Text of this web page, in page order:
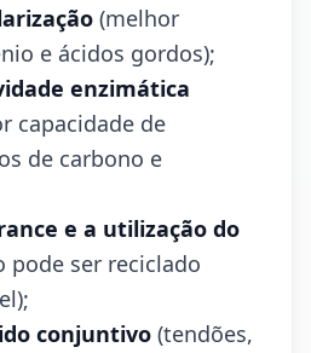
(melhor
e ácidos gordos);
enzimática
capacidade de
de carbono e
e a utilização do
pode ser reciclado
conjuntivo (tendões,